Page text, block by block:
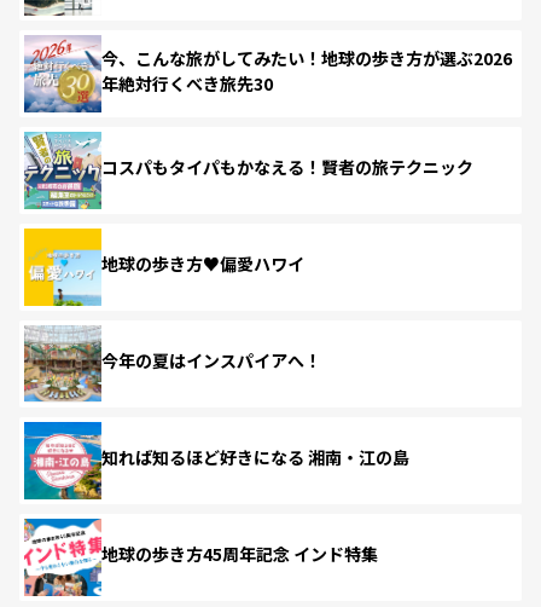
今、こんな旅がしてみたい！地球の歩き方が選ぶ2026
年絶対行くべき旅先30
コスパもタイパもかなえる！賢者の旅テクニック
地球の歩き方♥偏愛ハワイ
今年の夏はインスパイアへ！
知れば知るほど好きになる 湘南・江の島
地球の歩き方45周年記念 インド特集